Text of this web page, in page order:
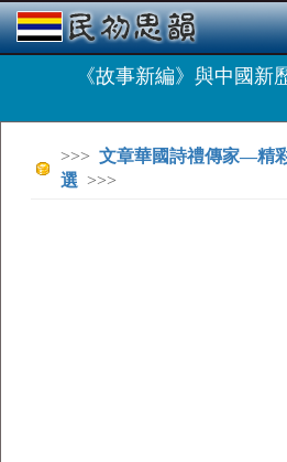
《故事新編》與中國新
>>> 文章華國詩禮傳家—精
選 >>>